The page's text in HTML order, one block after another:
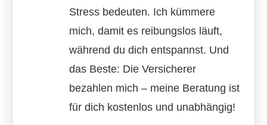
Stress bedeuten. Ich kümmere
mich, damit es reibungslos läuft,
während du dich entspannst. Und
das Beste: Die Versicherer
bezahlen mich – meine Beratung ist
für dich kostenlos und unabhängig!